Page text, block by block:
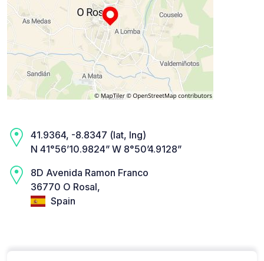
41.9364, -8.8347 (lat, lng)
N 41°56’10.9824” W 8°50’4.9128”
8D Avenida Ramon Franco
36770 O Rosal,
Spain